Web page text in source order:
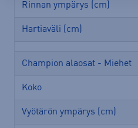
Rinnan ympärys (cm)
Hartiaväli (cm)
Champion alaosat - Miehet
Koko
Vyötärön ympärys (cm)